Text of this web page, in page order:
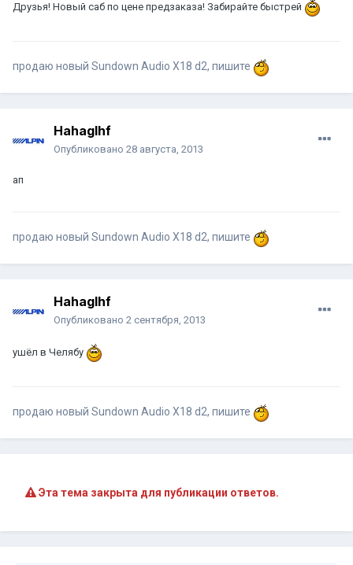
Друзья! Новый саб по цене предзаказа! Забирайте быстрей
продаю новый Sundown Audio X18 d2, пишите
Hahaglhf
Опубликовано 28 августа, 2013
ап
продаю новый Sundown Audio X18 d2, пишите
Hahaglhf
Опубликовано 2 сентября, 2013
ушёл в Челябу
продаю новый Sundown Audio X18 d2, пишите
Эта тема закрыта для публикации ответов.